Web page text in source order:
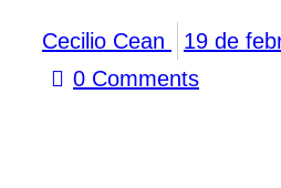
Cecilio Cean
19 de
0 Comments